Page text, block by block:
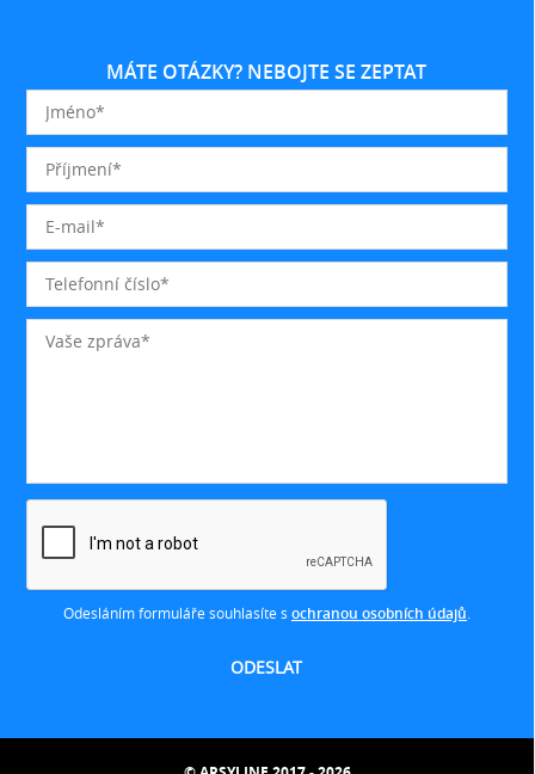
MÁTE OTÁZKY? NEBOJTE SE ZEPTAT
Odesláním formuláře souhlasíte s ochranou osobních údajů